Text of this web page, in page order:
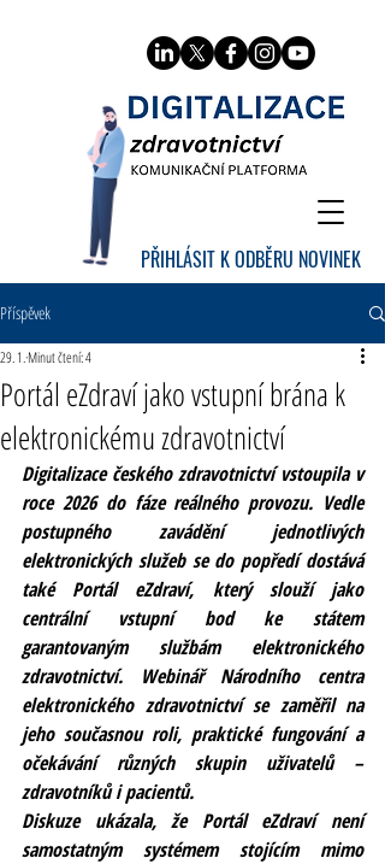
PŘIHLÁSIT K ODBĚRU NOVINEK
Příspěvek
Portál eZdraví jako vstupní brána k
elektronickému zdravotnictví
29. 1.Minut čtení: 4
Digitalizace českého zdravotnictví vstoupila v
roce 2026 do fáze reálného provozu. Vedle
postupného zavádění jednotlivých
elektronických služeb se do popředí dostává
také Portál eZdraví, který slouží jako
centrální vstupní bod ke státem
garantovaným službám elektronického
zdravotnictví. Webinář Národního centra
elektronického zdravotnictví se zaměřil na
jeho současnou roli, praktické fungování a
očekávání různých skupin uživatelů –
zdravotníků i pacientů.
Diskuze ukázala, že Portál eZdraví není
samostatným systémem stojícím mimo